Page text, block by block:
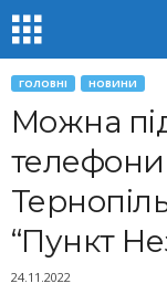
ГОЛОВНІ НОВИНИ
Можна
телефони
“Пункт
24.11.2022